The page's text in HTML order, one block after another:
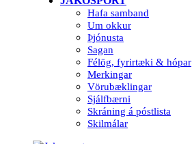
Hafa samband
Um okkur
Þjónusta
Sagan
Félög, fyrirtæki & hópar
Merkingar
Vörubæklingar
Sjálfbærni
Skráning á póstlista
Skilmálar